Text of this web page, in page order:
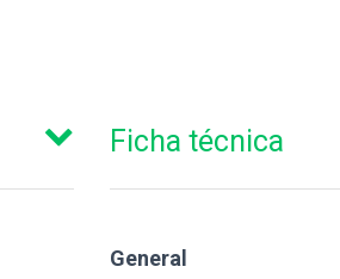
Ficha técnica
General